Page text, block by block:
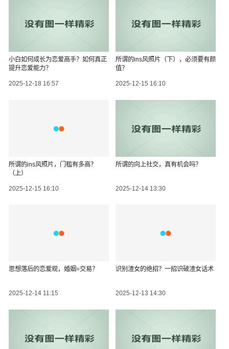
小白如何成长为恋爱高手？如何真正
提升恋爱能力？
2025-12-18 16:57
所谓的ins风照片（下），必须要有颜
值？
2025-12-15 16:10
所谓的ins风照片，门槛有多高？
（上）
2025-12-15 16:10
所谓的向上社交，真有机会吗？
2025-12-14 13:30
思想落后的恋爱观，婚姻=交易？
2025-12-14 11:15
识别渣女的绝招？一招识破渣女话术
2025-12-13 14:30